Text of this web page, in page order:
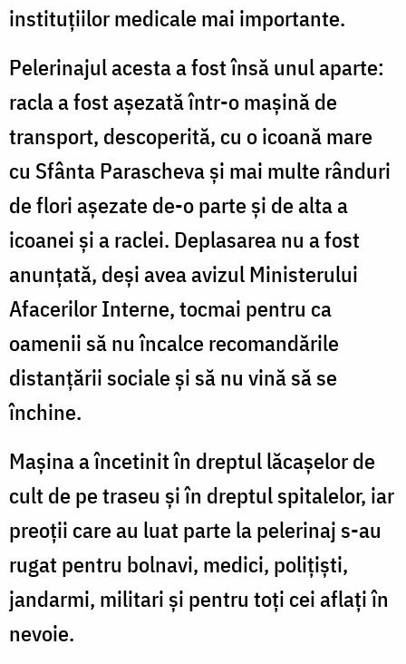
instituțiilor medicale mai importante.
Pelerinajul acesta a fost însă unul aparte:
racla a fost aşezată într-o maşină de
transport, descoperită, cu o icoană mare
cu Sfânta Parascheva şi mai multe rânduri
de flori aşezate de-o parte şi de alta a
icoanei și a raclei. Deplasarea nu a fost
anunţată, deşi avea avizul Ministerului
Afacerilor Interne, tocmai pentru ca
oamenii să nu încalce recomandările
distanţării sociale şi să nu vină să se
închine.
Maşina a încetinit în dreptul lăcaşelor de
cult de pe traseu și în dreptul spitalelor, iar
preoţii care au luat parte la pelerinaj s-au
rugat pentru bolnavi, medici, poliţişti,
jandarmi, militari şi pentru toţi cei aflați în
nevoie.